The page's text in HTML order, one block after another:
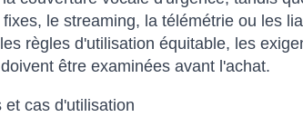
le streaming, la télémétrie ou les
règles d'utilisation équitable, les
être examinées avant l'achat.
et cas d'utilisation